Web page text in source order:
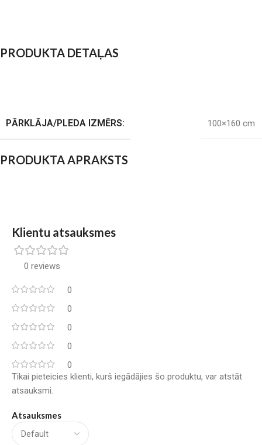
PRODUKTA DETAĻAS
PĀRKLĀJA/PLEDA IZMĒRS: 100×160 cm
PRODUKTA APRAKSTS
Klientu atsauksmes
0 reviews
0
0
0
0
0
Atsauksmes
Tikai pieteicies klienti, kurš iegādājies šo produktu, var atstāt
atsauksmi.